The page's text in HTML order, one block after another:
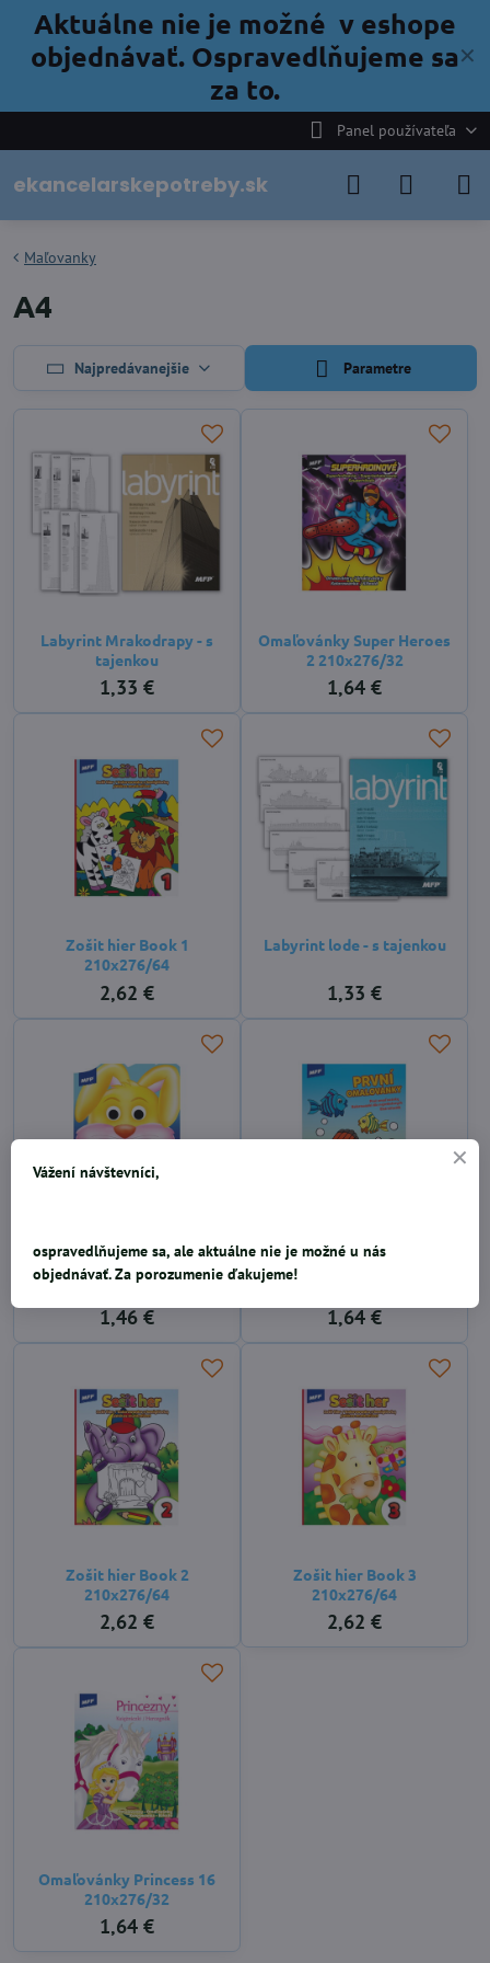
✕
Aktuálne nie je možné v eshope
objednávať. Ospravedlňujeme sa
za to.
Panel používateľa
ekancelarskepotreby.sk
Maľovanky
A4
Najpredávanejšie Parametre
Labyrint Mrakodrapy - s
tajenkou
1,33 €
Omaľovánky Super Heroes
2 210x276/32
1,64 €
Zošit hier Book 1
210x276/64
2,62 €
Labyrint lode - s tajenkou
1,33 €
Omaľovánky pohyblivé oči
Pet Animal 210x270/16
1,46 €
Omaľovánky Junior
Coloring Book 3
1,64 €
Zošit hier Book 2
210x276/64
2,62 €
Zošit hier Book 3
210x276/64
2,62 €
Omaľovánky Princess 16
210x276/32
1,64 €
Vážení návštevníci,
ospravedlňujeme sa, ale aktuálne nie je možné u nás
objednávať. Za porozumenie ďakujeme!